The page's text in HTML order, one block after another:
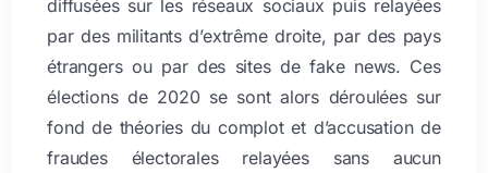
diffusées sur les réseaux sociaux puis relayées
par des militants d’extrême droite, par des pays
étrangers ou par des sites de fake news. Ces
élections de 2020 se sont alors déroulées sur
fond de théories du complot et d’accusation de
fraudes électorales relayées sans aucun